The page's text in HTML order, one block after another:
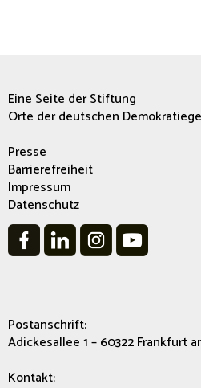
Eine Seite der Stiftung
Orte der deutschen
Presse
Barrierefreiheit
Impressum
Datenschutz
Postanschrift:
Adickesallee 1 – 60322 Frankfurt
Kontakt: